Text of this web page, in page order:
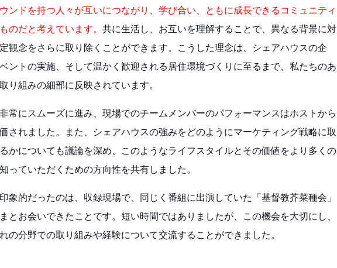
ンドを持つ人々が互いにつながり、学び合い、ともに成長できるコミュニティ
のだと考えています。 共に生活し、お互いを理解することで、異なる背景に対
観念をさらに取り除くことができます。こうした理念は、シェアハウスの企
ントの実施、そして温かく歓迎される居住環境づくりに至るまで、私たちのあ
り組みの細部に反映されています。
常にスムーズに進み、現場でのチームメンバーのパフォーマンスはホストから
されました。また、シェアハウスの強みをどのようにマーケティング戦略に取
かについても議論を深め、このようなライフスタイルとその価値をより多くの
っていただくための方向性を共有しました。
象的だったのは、収録現場で、同じく番組に出演していた 「基督教芥菜種会」
とお会いできたことです。短い時間ではありましたが、この機会を大切にし、
の分野での取り組みや経験について交流することができました。